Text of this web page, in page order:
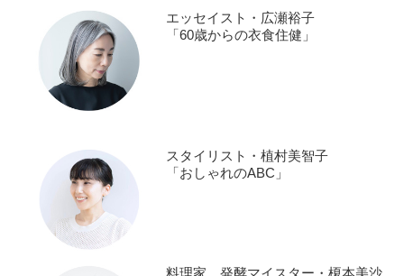
エッセイスト・広瀬裕子
「60歳からの衣食住健」
スタイリスト・植村美智子
「おしゃれのABC」
料理家、発酵マイスター・榎本美沙